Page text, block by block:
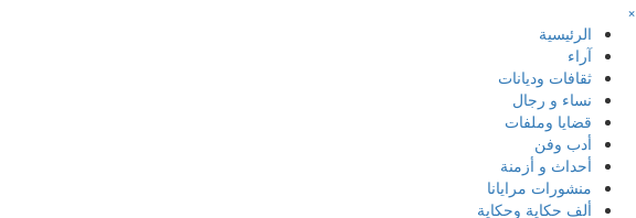
×
الرئيسية
آراء
ثقافات وديانات
نساء و رجال
قضايا وملفات
أدب وفن
أحداث و أزمنة
منشورات مرايانا
ألف حكاية وحكاية